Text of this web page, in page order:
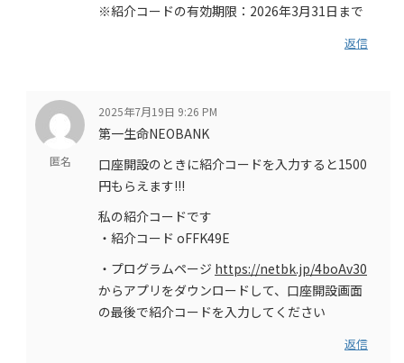
※紹介コードの有効期限：2026年3月31日まで
返信
匿名
2025年7月19日 9:26 PM
第一生命NEOBANK
口座開設のときに紹介コードを入力すると1500
円もらえます!!!
私の紹介コードです
・紹介コード oFFK49E
・プログラムページ https://netbk.jp/4boAv30
からアプリをダウンロードして、口座開設画面
の最後で紹介コードを入力してください
返信